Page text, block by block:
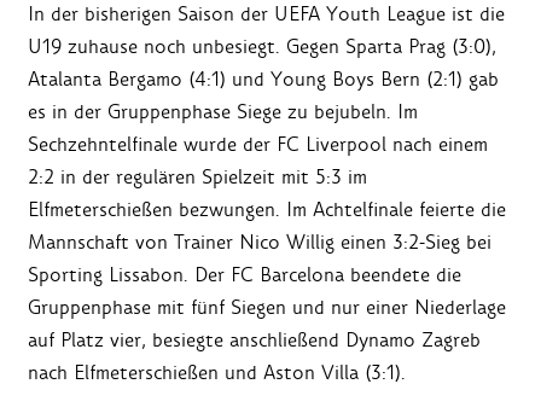
In der bisherigen Saison der UEFA Youth League ist die
U19 zuhause noch unbesiegt. Gegen Sparta Prag (3:0),
Atalanta Bergamo (4:1) und Young Boys Bern (2:1) gab
es in der Gruppenphase Siege zu bejubeln. Im
Sechzehntelfinale wurde der FC Liverpool nach einem
2:2 in der regulären Spielzeit mit 5:3 im
Elfmeterschießen bezwungen. Im Achtelfinale feierte die
Mannschaft von Trainer Nico Willig einen 3:2-Sieg bei
Sporting Lissabon. Der FC Barcelona beendete die
Gruppenphase mit fünf Siegen und nur einer Niederlage
auf Platz vier, besiegte anschließend Dynamo Zagreb
nach Elfmeterschießen und Aston Villa (3:1).